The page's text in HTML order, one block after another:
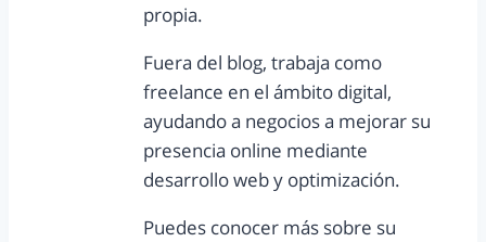
propia.
Fuera del blog, trabaja como
freelance en el ámbito digital,
ayudando a negocios a mejorar su
presencia online mediante
desarrollo web y optimización.
Puedes conocer más sobre su